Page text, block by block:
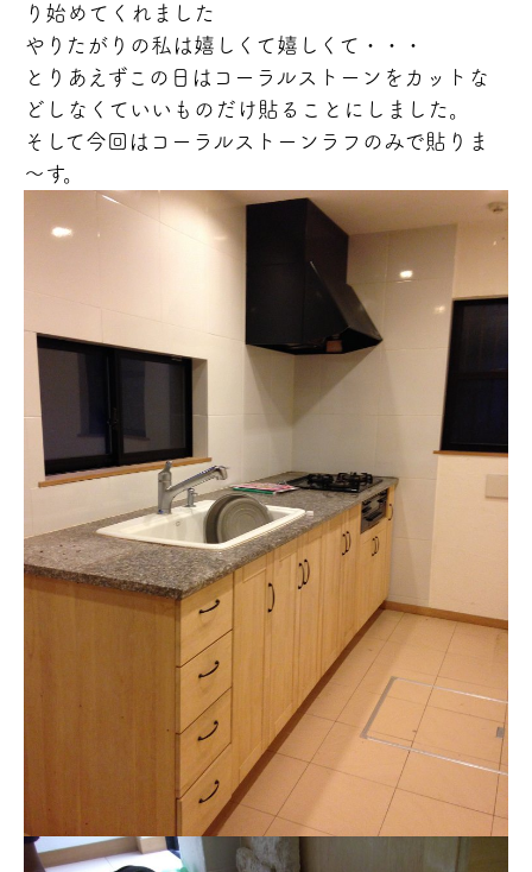
り始めてくれました
やりたがりの私は嬉しくて嬉しくて・・・
とりあえずこの日はコーラルストーンをカットな
どしなくていいものだけ貼ることにしました。
そして今回はコーラルストーンラフのみで貼りま
～す。